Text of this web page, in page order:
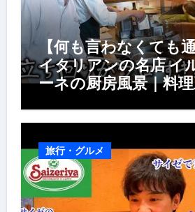
【何も言わなくても
イタリアンの名店 イ
ーネの厨房風景｜料
風景】
旅行・グルメ